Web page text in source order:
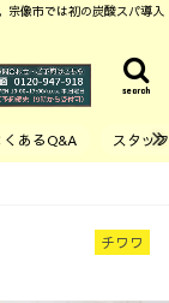
宗像市では初の炭酸スパ導入
search
くあるQ&A スタッ
チワワ